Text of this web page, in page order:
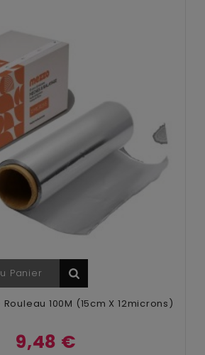
Panier
100M (15cm X 12microns)
9,48 €